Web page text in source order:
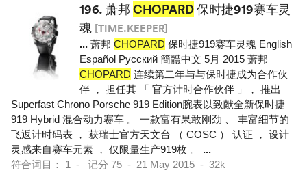
196. 萧邦 CHOPARD保时捷919赛车灵
魂 [TIME.KEEPER]
... 萧邦 CHOPARD 保时捷919赛车灵魂 English
Español Pусский 簡體中文 5月 2015 萧邦
CHOPARD 连续第二年与与保时捷成为合作伙
伴 ， 担任其 「 官方计时合作伙伴 」， 推出
Superfast Chrono Porsche 919 Edition腕表以致献全新保时捷
919 Hybrid 混合动力赛车 。 一款富有果敢刚劲 、 丰富细节的
飞返计时码表 ， 获瑞士官方天文台 （ COSC ） 认证 ， 设计
灵感来自赛车元素 ， 仅限量生产919枚 。 ...
符合词目： 1 - 记分 75 - 21 May 2015 - 32k